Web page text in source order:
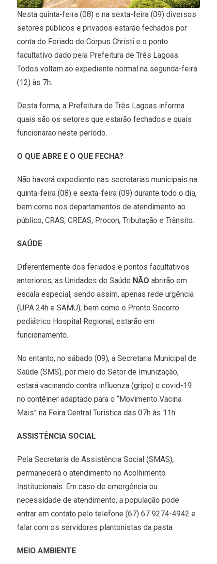
Nesta quinta-feira (08) e na sexta-feira (09) diversos
setores públicos e privados estarão fechados por
conta do Feriado de Corpus Christi e o ponto
facultativo dado pela Prefeitura de Três Lagoas.
Todos voltam ao expediente normal na segunda-feira
(12) às 7h.
Desta forma, a Prefeitura de Três Lagoas informa
quais são os setores que estarão fechados e quais
funcionarão neste período.
O QUE ABRE E O QUE FECHA?
Não haverá expediente nas secretarias municipais na
quinta-feira (08) e sexta-feira (09) durante todo o dia,
bem como nos departamentos de atendimento ao
público, CRAS, CREAS, Procon, Tributação e Trânsito.
SAÚDE
Diferentemente dos feriados e pontos facultativos
anteriores, as Unidades de Saúde NÃO abrirão em
escala especial, sendo assim, apenas rede urgência
(UPA 24h e SAMU), bem como o Pronto Socorro
pediátrico Hospital Regional, estarão em
funcionamento.
No entanto, no sábado (09), a Secretaria Municipal de
Saúde (SMS), por meio do Setor de Imunização,
estará vacinando contra influenza (gripe) e covid-19
no contêiner adaptado para o “Movimento Vacina
Mais” na Feira Central Turística das 07h às 11h.
ASSISTÊNCIA SOCIAL
Pela Secretaria de Assistência Social (SMAS),
permanecerá o atendimento no Acolhimento
Institucionais. Em caso de emergência ou
necessidade de atendimento, a população pode
entrar em contato pelo telefone (67) 67 9274-4942 e
falar com os servidores plantonistas da pasta.
MEIO AMBIENTE